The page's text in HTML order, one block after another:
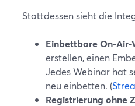
Stattdessen sieht die
Einbettbare
erstellen, einen
Jedes Webinar hat
neu einbetten. (
Registrierung ohne